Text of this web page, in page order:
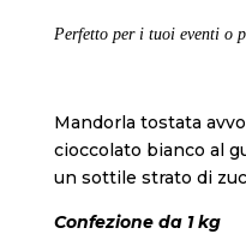
Perfetto per i tuoi eventi o
Mandorla tostata
cioccolato bianco al
un sottile strato di
Confezione da 1 kg